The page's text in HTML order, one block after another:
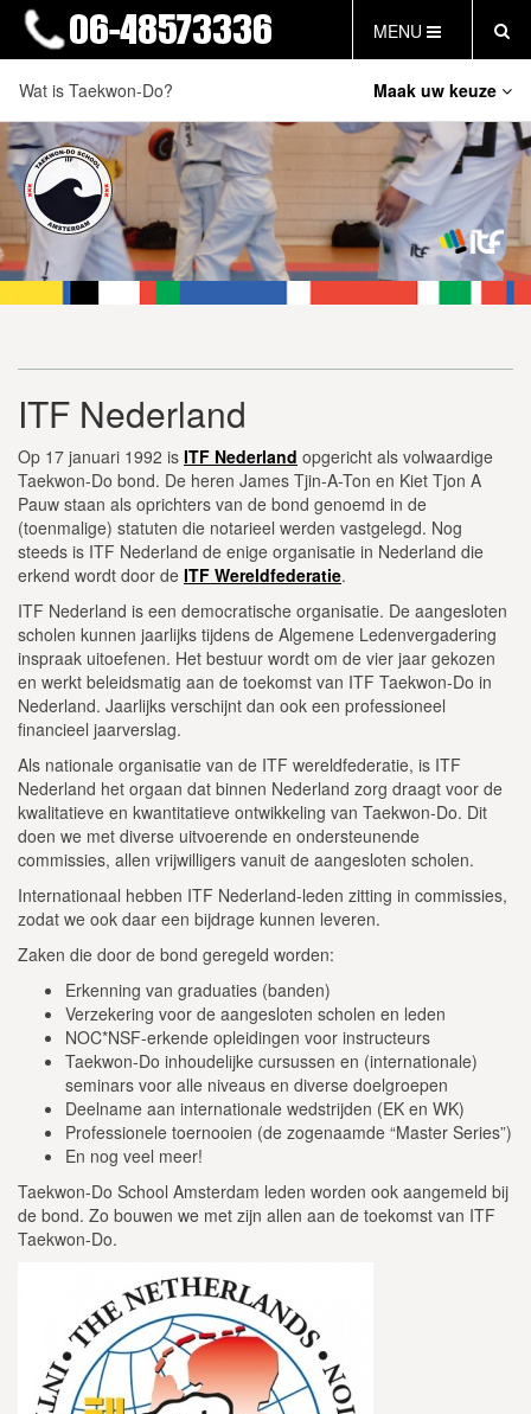
MENU
HOME
NIEUWS
LESTIJDEN & TARIEVEN
INFORMATIE
WAT IS TAEKWON-DO?
WAT IS KALAH?
FAQ
GRATIS PROEFLES
Wat is Taekwon-Do? Maak uw keuze
Tenets van Taekwon-Do
Principes van ITF Taekwon-Do
Taekwon-Do en Generaal Choi Hong Hi
ITF Nederland
ITF Nederland
Op 17 januari 1992 is ITF Nederland opgericht als volwaardige
Taekwon-Do bond. De heren James Tjin-A-Ton en Kiet Tjon A
Pauw staan als oprichters van de bond genoemd in de
(toenmalige) statuten die notarieel werden vastgelegd. Nog
steeds is ITF Nederland de enige organisatie in Nederland die
erkend wordt door de ITF Wereldfederatie.
ITF Nederland is een democratische organisatie. De aangesloten
scholen kunnen jaarlijks tijdens de Algemene Ledenvergadering
inspraak uitoefenen. Het bestuur wordt om de vier jaar gekozen
en werkt beleidsmatig aan de toekomst van ITF Taekwon-Do in
Nederland. Jaarlijks verschijnt dan ook een professioneel
financieel jaarverslag.
Als nationale organisatie van de ITF wereldfederatie, is ITF
Nederland het orgaan dat binnen Nederland zorg draagt voor de
kwalitatieve en kwantitatieve ontwikkeling van Taekwon-Do. Dit
doen we met diverse uitvoerende en ondersteunende
commissies, allen vrijwilligers vanuit de aangesloten scholen.
Internationaal hebben ITF Nederland-leden zitting in commissies,
zodat we ook daar een bijdrage kunnen leveren.
Zaken die door de bond geregeld worden:
Erkenning van graduaties (banden)
Verzekering voor de aangesloten scholen en leden
NOC*NSF-erkende opleidingen voor instructeurs
Taekwon-Do inhoudelijke cursussen en (internationale)
seminars voor alle niveaus en diverse doelgroepen
Deelname aan internationale wedstrijden (EK en WK)
Professionele toernooien (de zogenaamde “Master Series”)
En nog veel meer!
Taekwon-Do School Amsterdam leden worden ook aangemeld bij
de bond. Zo bouwen we met zijn allen aan de toekomst van ITF
Taekwon-Do.